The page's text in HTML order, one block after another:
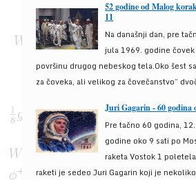
52 godine od Malog
11
Na današnji dan, pre
jula 1969. godine
površinu drugog nebeskog tela.Oko šest
za čoveka, ali velikog za čovečanstvo”
Juri Gagarin - 60 godina
Pre tačno 60 godina,
godine oko 9 sati po
raketa Vostok 1
raketi je sedeo Juri Gagarin koji je